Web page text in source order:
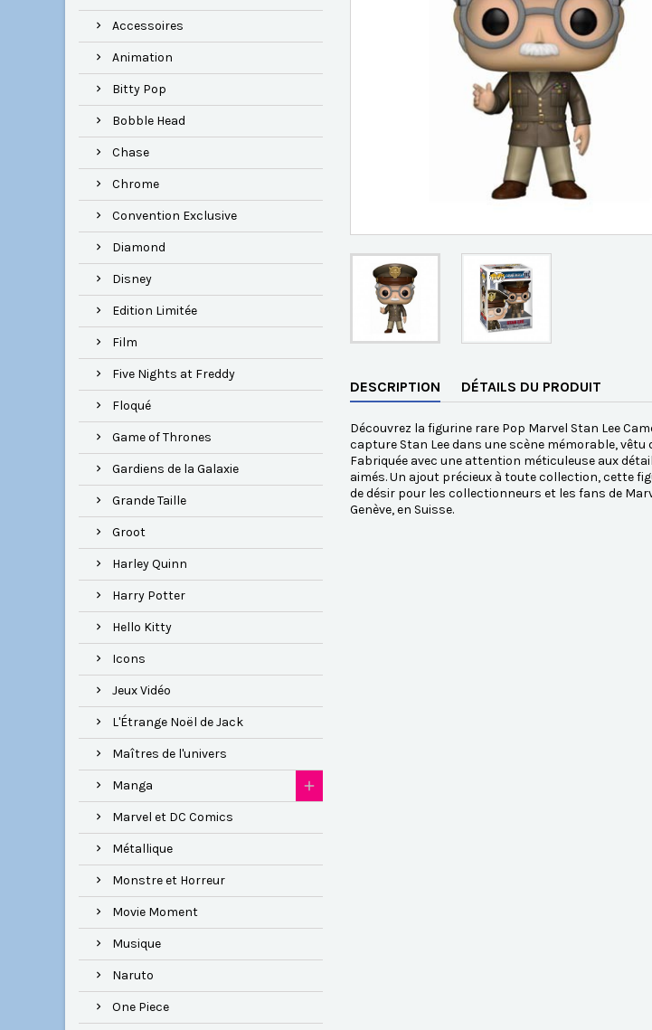
Accessoires
Animation
Bitty Pop
Bobble Head
Chase
Chrome
Convention Exclusive
Diamond
Disney
Edition Limitée
Film
Five Nights at Freddy
Floqué
Game of Thrones
Gardiens de la Galaxie
Grande Taille
Groot
Harley Quinn
Harry Potter
Hello Kitty
Icons
Jeux Vidéo
L'Étrange Noël de Jack
Maîtres de l'univers
Manga
Marvel et DC Comics
Métallique
Monstre et Horreur
Movie Moment
Musique
Naruto
One Piece
DESCRIPTION DÉTAILS DU PRODUIT
Découvrez la figurine rare Pop Marvel Stan Lee
capture Stan Lee dans une scène mémorable,
Fabriquée avec une attention méticuleuse aux
aimés. Un ajout précieux à toute collection, cette
de désir pour les collectionneurs et les fans de
Genève, en Suisse.